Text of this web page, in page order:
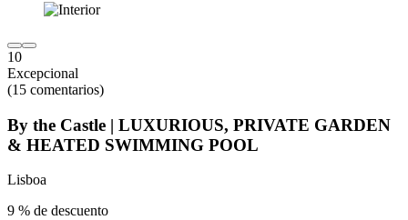
10
Excepcional
(15 comentarios)
By the Castle | LUXURIOUS, PRIVATE GARDEN
& HEATED SWIMMING POOL
Lisboa
9 % de descuento